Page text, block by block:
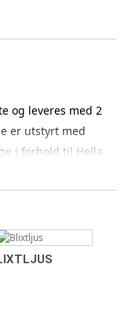
og leveres med 2
er utstyrt med
i forhold til Hella
bredt spekter av